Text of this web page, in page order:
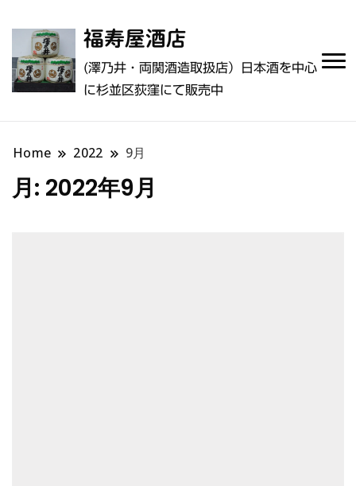
福寿屋酒店
(澤乃井・両関酒造取扱店）日本酒を中心
に杉並区荻窪にて販売中
Home 2022 9月
月: 2022年9月